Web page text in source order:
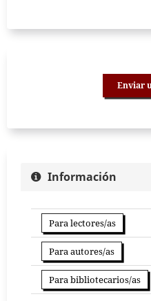
Enviar
Información
Para lectores/as
Para autores/as
Para bibliotecarios/as